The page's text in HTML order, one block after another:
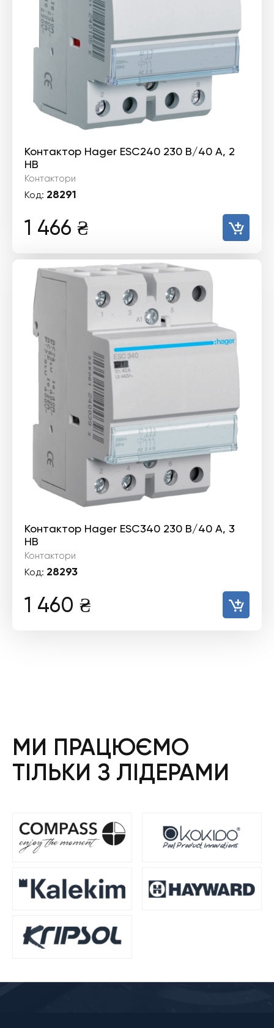
Контактор Hager ESC240 230 В/40 A, 2
НВ
Контактори
Код: 28291
1 466 ₴
Контактор Hager ESC340 230 В/40 A, 3
НВ
Контактори
Код: 28293
1 460 ₴
МИ ПРАЦЮЄМО
ТІЛЬКИ З ЛІДЕРАМИ